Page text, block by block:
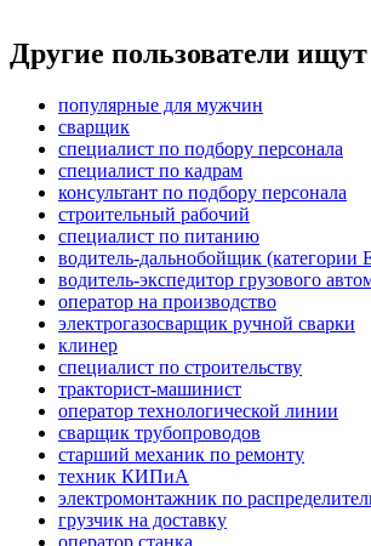
Другие пользователи ищут
популярные для мужчин
сварщик
специалист по подбору персонала
специалист по кадрам
консультант по подбору персонала
строительный рабочий
специалист по питанию
водитель-дальнобойщик (категории
водитель-экспедитор грузового
оператор на производство
электрогазосварщик ручной сварки
клинер
специалист по строительству
тракторист-машинист
оператор технологической линии
сварщик трубопроводов
старший механик по ремонту
техник КИПиА
электромонтажник по
грузчик на доставку